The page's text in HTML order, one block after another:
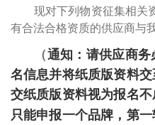
现对下列物资征集相关
有合法合格资质的供应商与
（通知：请供应商
名信息并将纸质版资料
交纸质版资料视为报名不
只能申报一个品牌， 第